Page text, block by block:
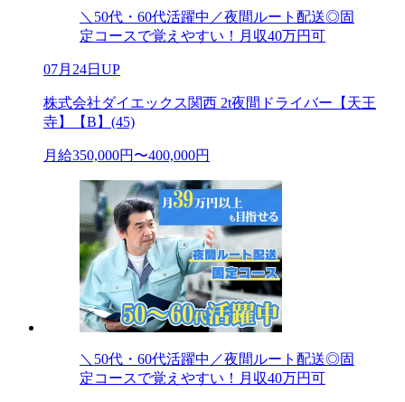
＼50代・60代活躍中／夜間ルート配送◎固
定コースで覚えやすい！月収40万円可
07月24日UP
株式会社ダイエックス関西 2t夜間ドライバー【天王
寺】【B】(45)
月給350,000円〜400,000円
＼50代・60代活躍中／夜間ルート配送◎固
定コースで覚えやすい！月収40万円可